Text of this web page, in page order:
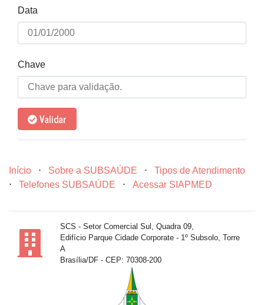
Data
Chave
Validar
Início ⋅ Sobre a SUBSAÚDE ⋅
Tipos de Atendimento
⋅
Telefones SUBSAÚDE ⋅ Acessar SIAPMED
SCS - Setor Comercial Sul, Quadra 09,
Edifício Parque Cidade Corporate - 1º Subsolo, Torre
A
Brasília/DF - CEP: 70308-200